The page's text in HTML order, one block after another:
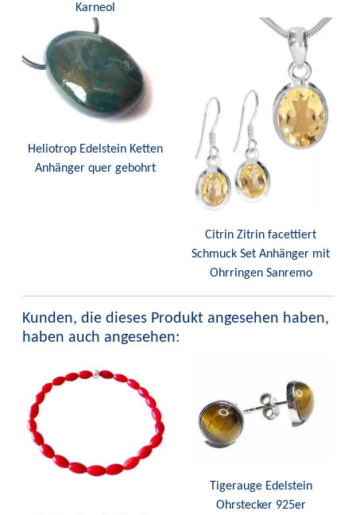
Karneol
Heliotrop Edelstein Ketten
Anhänger quer gebohrt
Citrin Zitrin facettiert
Schmuck Set Anhänger mit
Ohrringen Sanremo
Kunden, die dieses Produkt angesehen haben,
haben auch angesehen:
Tigerauge Edelstein
Ohrstecker 925er